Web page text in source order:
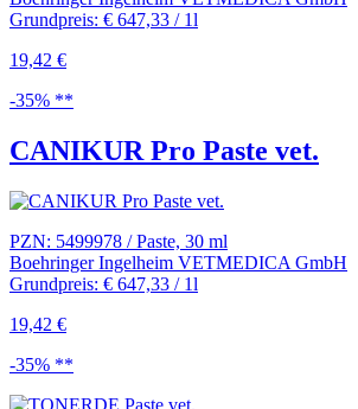
Grundpreis: € 647,33 / 1l
19,42 €
-35% **
CANIKUR Pro Paste vet.
PZN: 5499978 / Paste, 30 ml
Boehringer Ingelheim VETMEDICA GmbH
Grundpreis: € 647,33 / 1l
19,42 €
-35% **